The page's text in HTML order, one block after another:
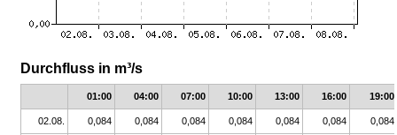
Durchfluss in m³/s
01:00 04:00 07:00 10:00 13:00 16:00 19:00
02.08. 0,084 0,084 0,084 0,084 0,084 0,084 0,084